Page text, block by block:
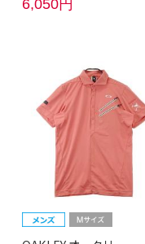
6,050円